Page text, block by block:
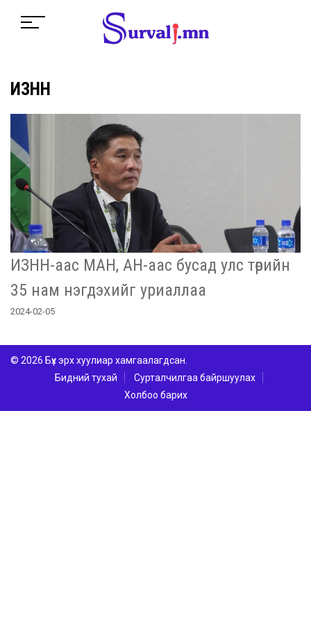
ИЗНН
ИЗНН-аас МАН, АН-аас бусад улс төрийн
35 нам нэгдэхийг уриаллаа
2024-02-05
© 2026 Бүх эрх хуулиар хамгаалагдсан.
Бидний тухай
Сурталчилгаа байршуулах
Холбоо барих